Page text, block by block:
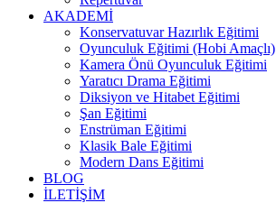
AKADEMİ
Konservatuvar Hazırlık Eğitimi
Oyunculuk Eğitimi (Hobi Amaçlı)
Kamera Önü Oyunculuk Eğitimi
Yaratıcı Drama Eğitimi
Diksiyon ve Hitabet Eğitimi
Şan Eğitimi
Enstrüman Eğitimi
Klasik Bale Eğitimi
Modern Dans Eğitimi
BLOG
İLETİŞİM